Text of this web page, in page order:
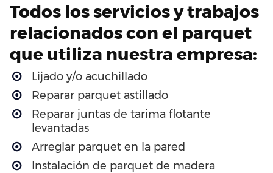
Todos los servicios y trabajos
relacionados con el parquet
que utiliza nuestra empresa:
Lijado y/o acuchillado
Reparar parquet astillado
Reparar juntas de tarima flotante
levantadas
Arreglar parquet en la pared
Instalación de parquet de madera